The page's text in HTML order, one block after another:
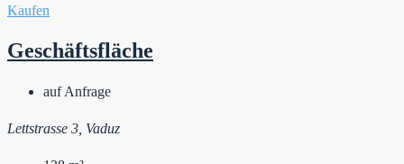
Kaufen
Geschäftsfläche
auf Anfrage
Lettstrasse 3, Vaduz